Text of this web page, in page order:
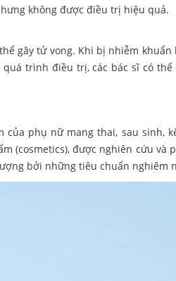
không được điều trị hiệu quả.
gây tử vong. Khi bị nhiễm
trình điều trị, các bác sĩ có
phụ nữ mang thai, sau sinh,
(cosmetics), được nghiên cứu
bởi những tiêu chuẩn nghiêm